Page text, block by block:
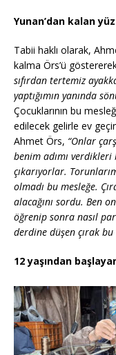
Yunan’dan kalan yüz
Tabii haklı olarak,
kalma Örs’ü
sıfırdan tertemiz
yaptığımın yanında
Çocuklarının bu
edilecek gelirle ev
Ahmet Örs, “Onlar
benim adımı
çıkarıyorlar.
olmadı bu mesleğe.
alacağını sordu. Ben
öğrenip sonra nasıl
derdine düşen çırak
12 yaşından